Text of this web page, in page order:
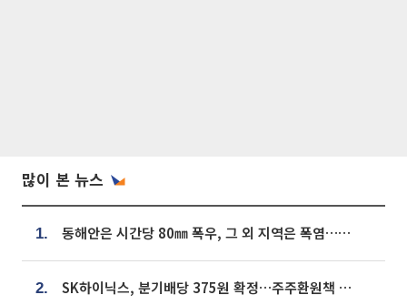
많이 본 뉴스
1. 동해안은 시간당 80㎜ 폭우, 그 외 지역은 폭염…‘극과 극 날씨’
2. SK하이닉스, 분기배당 375원 확정…주주환원책 9월로 앞당겨 발표